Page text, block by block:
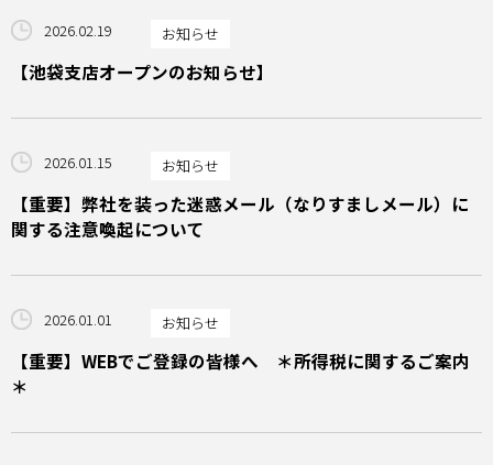
2026.02.19 お知らせ
【池袋支店オープンのお知らせ】
2026.01.15 お知らせ
【重要】弊社を装った迷惑メール（なりすましメール）に
関する注意喚起について
2026.01.01 お知らせ
【重要】WEBでご登録の皆様へ ＊所得税に関するご案内
＊